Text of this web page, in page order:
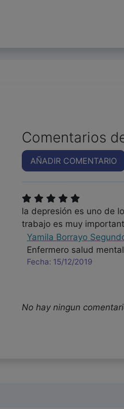
Comentarios
AÑADIR COMENTARIO
la depresión es uno de
trabajo es muy
Yamila Borrayo
Enfermero salud
Fecha: 15/12/2019
No hay ningun